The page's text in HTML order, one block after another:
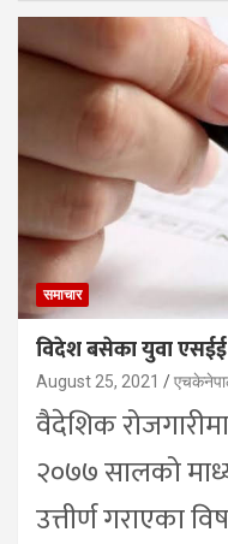
समाचार
विदेश बसेका युवा एसईई
August 25, 2021
वैदेशिक
२०७७ सालको
उत्तीर्ण गराएका